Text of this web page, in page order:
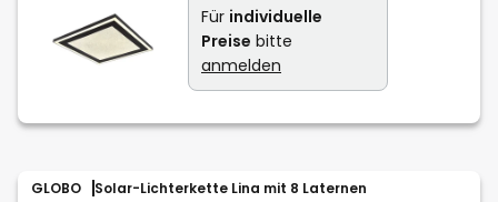
Für individuelle
Preise bitte
anmelden
GLOBO Solar-Lichterkette Lina mit 8 Laternen